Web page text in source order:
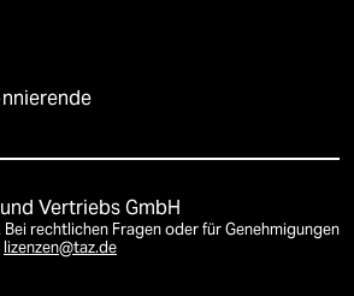
Vertriebs GmbH
rechtlichen Fragen oder für Genehmigungen
lizenzen@taz.de